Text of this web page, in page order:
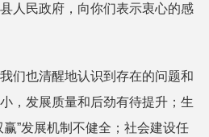
人民政府，向你们表示衷心的感
也清醒地认识到存在的问题和
，发展质量和后劲有待提升；生
”发展机制不健全；社会建设任